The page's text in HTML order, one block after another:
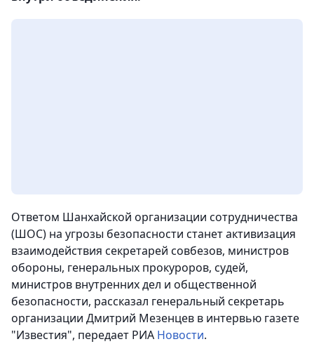
Ответом Шанхайской организации сотрудничества
(ШОС) на угрозы безопасности станет активизация
взаимодействия секретарей совбезов, министров
обороны, генеральных прокуроров, судей,
министров внутренних дел и общественной
безопасности, рассказал генеральный секретарь
организации Дмитрий Мезенцев в интервью газете
"Известия", передает РИА Новости.